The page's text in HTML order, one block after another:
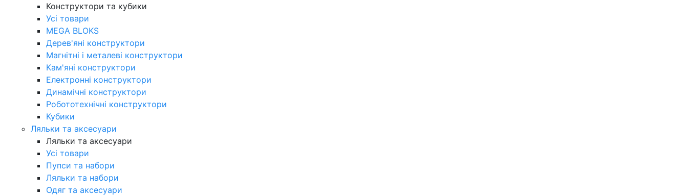
Конструктори та кубики
Усі товари
MEGA BLOKS
Дерев'яні конструктори
Магнітні і металеві конструктори
Кам'яні конструктори
Електронні конструктори
Динамічні конструктори
Робототехнічні конструктори
Кубики
Ляльки та аксесуари
Ляльки та аксесуари
Усі товари
Пупси та набори
Ляльки та набори
Одяг та аксесуари